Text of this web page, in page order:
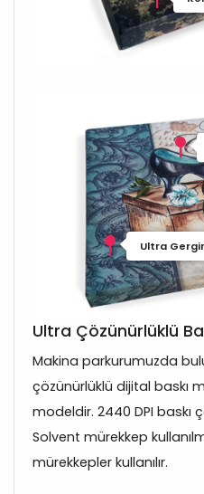
Ultra
Ultra Çözünürlüklü
Makina parkurumuzda
çözünürlüklü dijital baskı
modeldir. 2440 DPI baskı
Solvent mürekkep
mürekkepler kullanılır.